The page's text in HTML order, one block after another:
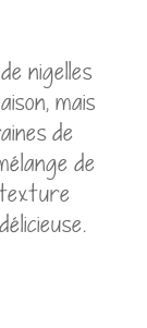
nigelles
mais
de
de